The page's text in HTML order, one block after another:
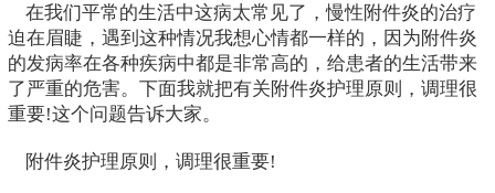
在我们平常的生活中这病太常见了，慢性附件炎的治疗
迫在眉睫，遇到这种情况我想心情都一样的，因为附件炎
的发病率在各种疾病中都是非常高的，给患者的生活带来
了严重的危害。下面我就把有关附件炎护理原则，调理很
重要!这个问题告诉大家。
附件炎护理原则，调理很重要!